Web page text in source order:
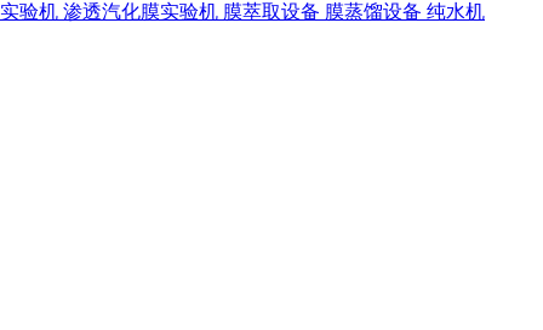
验机 渗透汽化膜实验机 膜萃取设备 膜蒸馏设备 纯水机